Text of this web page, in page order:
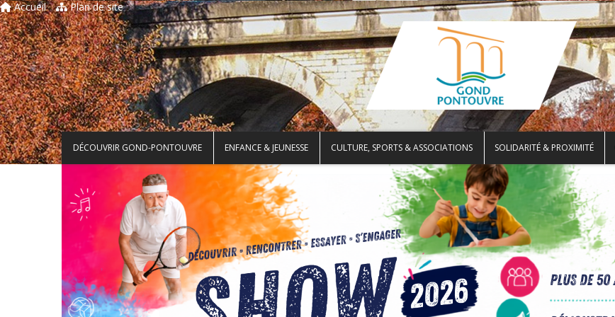
Accueil Plan de site
DÉCOUVRIR GOND-PONTOUVRE ENFANCE & JEUNESSE CULTURE, SPORTS & ASSOCIATIONS SOLIDARITÉ & PROXIMITÉ